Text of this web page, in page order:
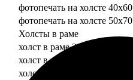
фотопечать на холсте
фотопечать на холсте
Холсты в раме
холст в раме 20х20
холст в раме 20х30
холст в раме 30х30